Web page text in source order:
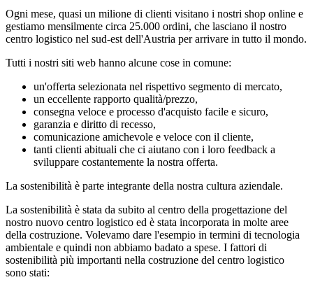
Ogni mese, quasi un milione di clienti visitano i nostri shop online e
gestiamo mensilmente circa 25.000 ordini, che lasciano il nostro
centro logistico nel sud-est dell'Austria per arrivare in tutto il mondo.
Tutti i nostri siti web hanno alcune cose in comune:
un'offerta selezionata nel rispettivo segmento di mercato,
un eccellente rapporto qualità/prezzo,
consegna veloce e processo d'acquisto facile e sicuro,
garanzia e diritto di recesso,
comunicazione amichevole e veloce con il cliente,
tanti clienti abituali che ci aiutano con i loro feedback a
sviluppare costantemente la nostra offerta.
La sostenibilità è parte integrante della nostra cultura aziendale.
La sostenibilità è stata da subito al centro della progettazione del
nostro nuovo centro logistico ed è stata incorporata in molte aree
della costruzione. Volevamo dare l'esempio in termini di tecnologia
ambientale e quindi non abbiamo badato a spese. I fattori di
sostenibilità più importanti nella costruzione del centro logistico
sono stati: